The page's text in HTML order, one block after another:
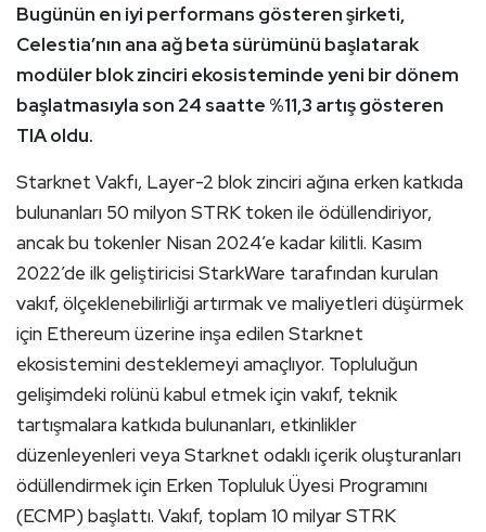
Bugünün en iyi performans gösteren şirketi,
Celestia’nın ana ağ beta sürümünü başlatarak
modüler blok zinciri ekosisteminde yeni bir dönem
başlatmasıyla son 24 saatte %11,3 artış gösteren
TIA oldu.
Starknet Vakfı, Layer-2 blok zinciri ağına erken katkıda
bulunanları 50 milyon STRK token ile ödüllendiriyor,
ancak bu tokenler Nisan 2024’e kadar kilitli. Kasım
2022’de ilk geliştiricisi StarkWare tarafından kurulan
vakıf, ölçeklenebilirliği artırmak ve maliyetleri düşürmek
için Ethereum üzerine inşa edilen Starknet
ekosistemini desteklemeyi amaçlıyor. Topluluğun
gelişimdeki rolünü kabul etmek için vakıf, teknik
tartışmalara katkıda bulunanları, etkinlikler
düzenleyenleri veya Starknet odaklı içerik oluşturanları
ödüllendirmek için Erken Topluluk Üyesi Programını
(ECMP) başlattı. Vakıf, toplam 10 milyar STRK